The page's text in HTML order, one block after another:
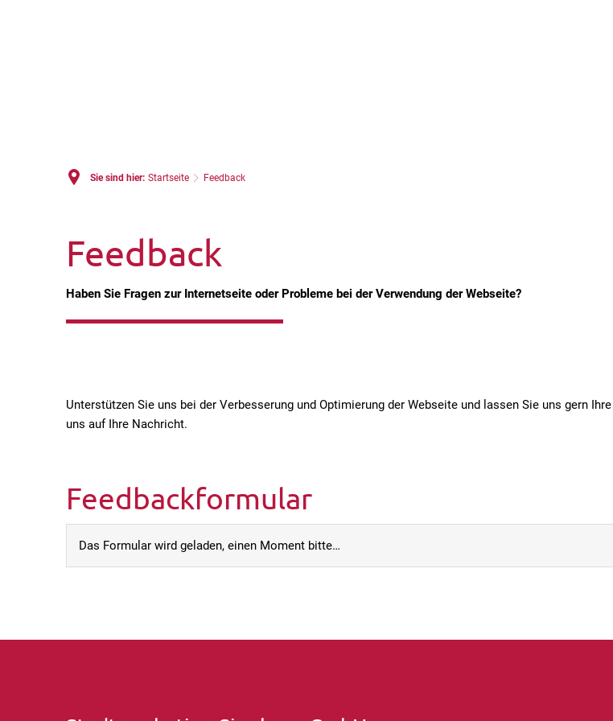
Sie sind hier: Startseite Feedback
Feedback
Feedback
Haben Sie Fragen zur Internetseite oder Probleme bei der Verwendung der Webseite?
Unterstützen Sie uns bei der Verbesserung und Optimierung der Webseite und lassen Sie uns gern
uns auf Ihre Nachricht.
Feedbackformular
Das Formular wird geladen, einen Moment bitte…